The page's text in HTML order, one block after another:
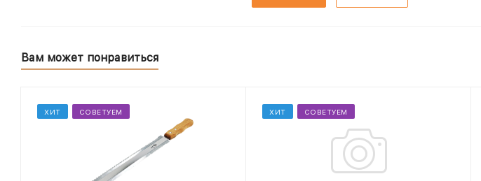
Вам может понравиться
ХИТ СОВЕТУЕМ ХИТ СОВЕТУЕМ